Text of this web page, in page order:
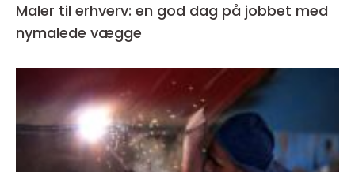
Maler til erhverv: en god dag på jobbet med
nymalede vægge